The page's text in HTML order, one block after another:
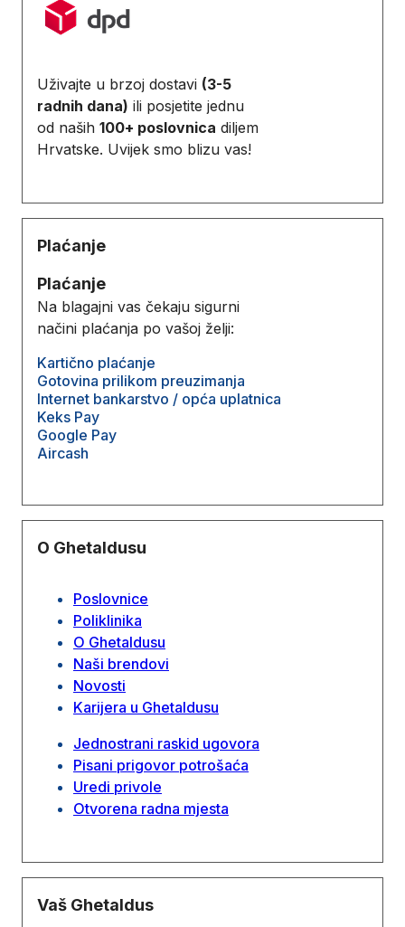
Uživajte u brzoj dostavi (3-5
radnih dana) ili posjetite jednu
od naših 100+ poslovnica diljem
Hrvatske. Uvijek smo blizu vas!
Plaćanje
Plaćanje
Na blagajni vas čekaju sigurni
načini plaćanja po vašoj želji:
Kartično plaćanje
Gotovina prilikom preuzimanja
Internet bankarstvo / opća uplatnica
Keks Pay
Google Pay
Aircash
O Ghetaldusu
Poslovnice
Poliklinika
O Ghetaldusu
Naši brendovi
Novosti
Karijera u Ghetaldusu
Jednostrani raskid ugovora
Pisani prigovor potrošaća
Uredi privole
Otvorena radna mjesta
Vaš Ghetaldus